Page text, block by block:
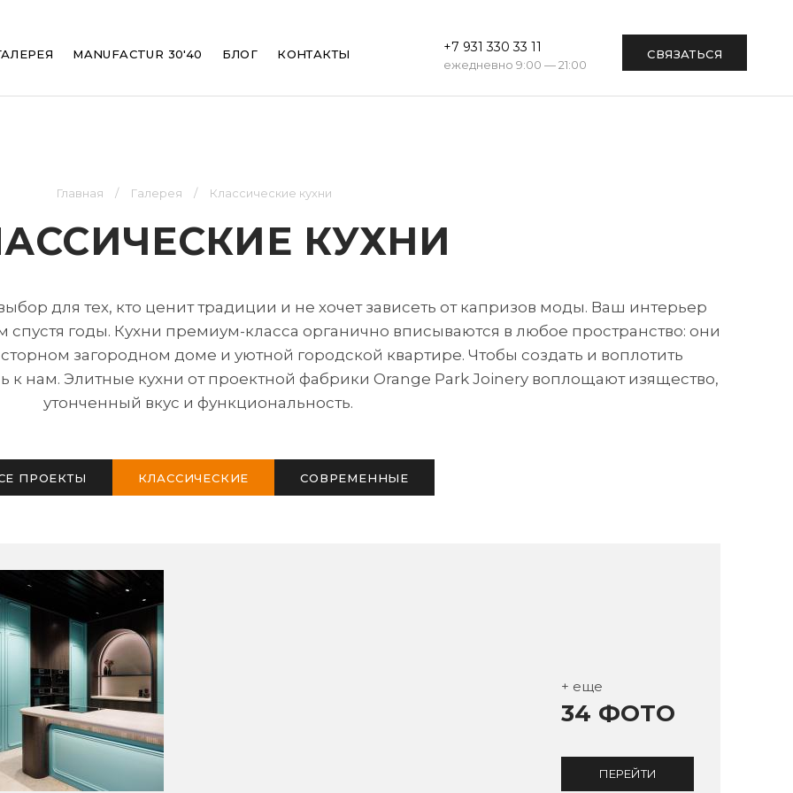
MANUFACTUR 30'40 БЛОГ КОНТАКТЫ +7 931 330 33 11
ежедневно 9:00 — 21:00
СВЯЗАТЬСЯ
Главная Галерея Классические кухни
КУХНИ
для тех, кто ценит традиции и не хочет зависеть от капризов моды. Ваш интерьер
спустя годы. Кухни премиум-класса органично вписываются в любое пространство: они
загородном доме и уютной городской квартире. Чтобы создать и воплотить
к нам. Элитные кухни от проектной фабрики Orange Park Joinery воплощают изящество,
утонченный вкус и функциональность.
ПРОЕКТЫ КЛАССИЧЕСКИЕ СОВРЕМЕННЫЕ
+ еще
34 ФОТО
ПЕРЕЙТИ